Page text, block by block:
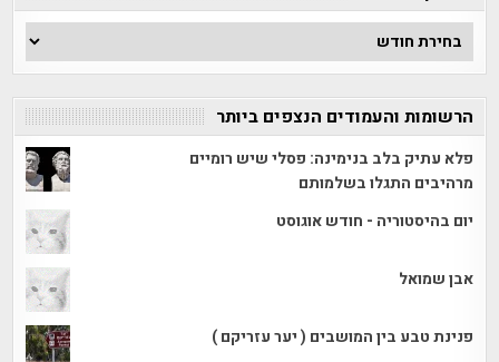
ארכיון
הכתבות
הרשומות והעמודים הנצפים ביותר
פלא עתיק בלב בנימינה: פסלי שיש רומיים
מרהיבים התגלו בשלמותם
יום בהיסטוריה - חודש אוגוסט
אבן שמואל
פנינת טבע בין המושבים ( יער עזריקם )